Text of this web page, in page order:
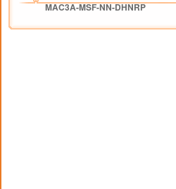
MAC3A-MSF-NN-DHNRP